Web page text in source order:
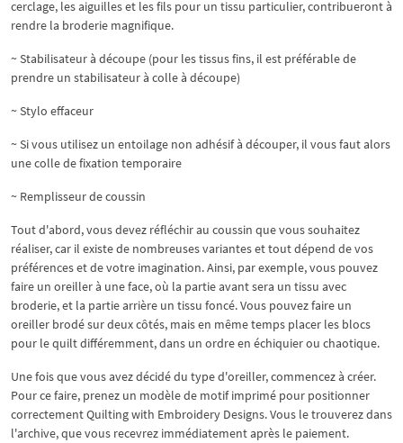
cerclage, les aiguilles et les fils pour un tissu particulier, contribueront à
rendre la broderie magnifique.
~ Stabilisateur à découpe (pour les tissus fins, il est préférable de
prendre un stabilisateur à colle à découpe)
~ Stylo effaceur
~ Si vous utilisez un entoilage non adhésif à découper, il vous faut alors
une colle de fixation temporaire
~ Remplisseur de coussin
Tout d'abord, vous devez réfléchir au coussin que vous souhaitez
réaliser, car il existe de nombreuses variantes et tout dépend de vos
préférences et de votre imagination. Ainsi, par exemple, vous pouvez
faire un oreiller à une face, où la partie avant sera un tissu avec
broderie, et la partie arrière un tissu foncé. Vous pouvez faire un
oreiller brodé sur deux côtés, mais en même temps placer les blocs
pour le quilt différemment, dans un ordre en échiquier ou chaotique.
Une fois que vous avez décidé du type d'oreiller, commencez à créer.
Pour ce faire, prenez un modèle de motif imprimé pour positionner
correctement Quilting with Embroidery Designs. Vous le trouverez dans
l'archive, que vous recevrez immédiatement après le paiement.